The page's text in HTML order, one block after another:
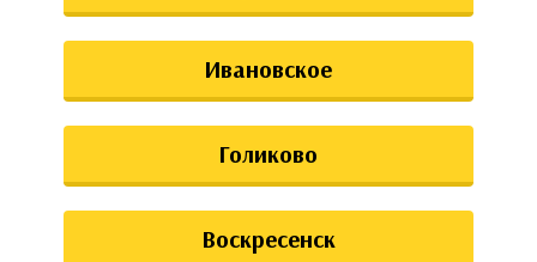
Ивановское
Голиково
Воскресенск